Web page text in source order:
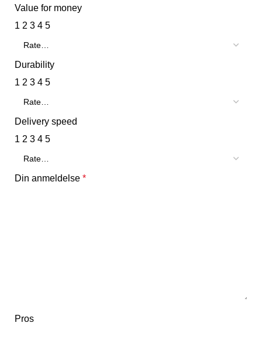
Value for money
1 2 3 4 5
Durability
1 2 3 4 5
Delivery speed
1 2 3 4 5
Din anmeldelse *
Pros